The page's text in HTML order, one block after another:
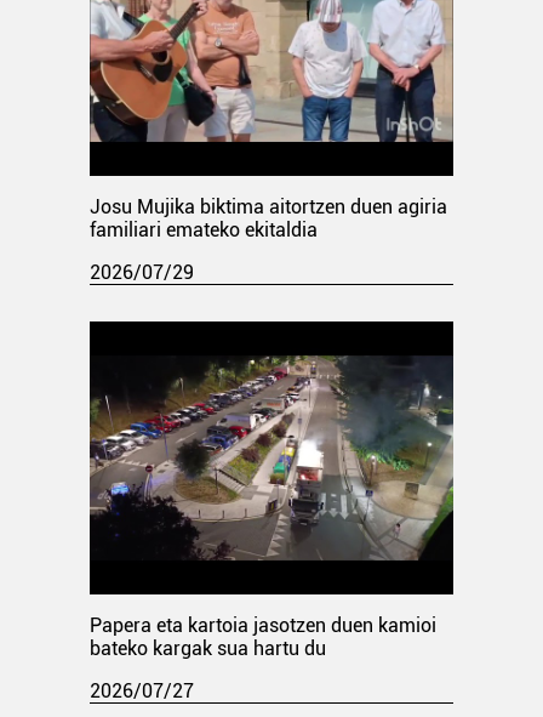
Josu Mujika biktima aitortzen duen agiria
familiari emateko ekitaldia
2026/07/29
Papera eta kartoia jasotzen duen kamioi
bateko kargak sua hartu du
2026/07/27